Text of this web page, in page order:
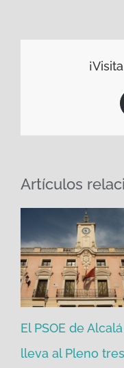
Artículos
El PSOE de Alcalá
lleva al Pleno tres